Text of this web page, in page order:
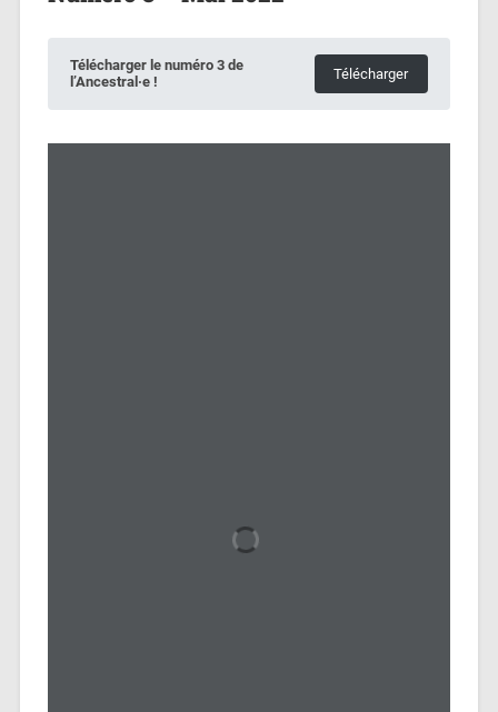
Télécharger le numéro 3 de
l’Ancestral·e !
Télécharger